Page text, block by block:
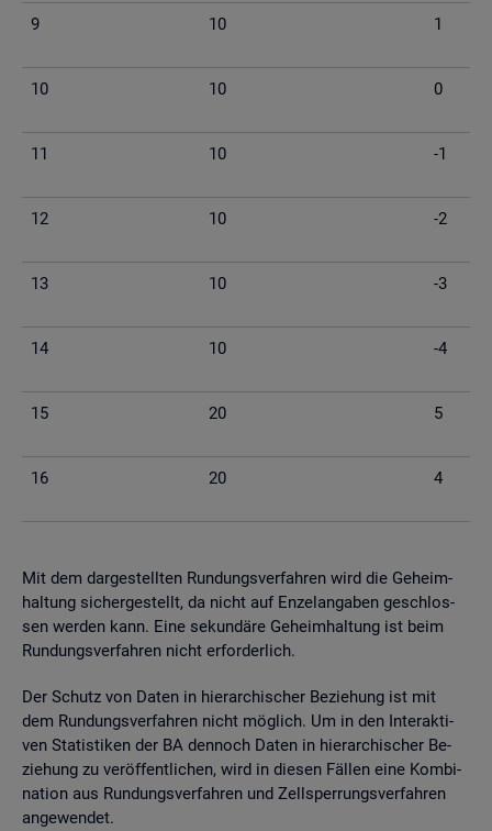
9 10 1
10 10 0
11 10 -1
12 10 -2
13 10 -3
14 10 -4
15 20 5
16 20 4
Mit dem dar­ge­stell­ten Run­dungs­ver­fah­ren wird die Ge­heim­
hal­tung si­cher­ge­stellt, da nicht auf En­zel­an­ga­ben ge­schlos­
sen wer­den kann. Eine se­kun­dä­re Ge­heim­hal­tung ist beim
Run­dungs­ver­fah­ren nicht er­for­der­lich.
Der Schutz von Daten in hier­ar­chi­scher Be­zie­hung ist mit
dem Run­dungs­ver­fah­ren nicht mög­lich. Um in den In­ter­ak­ti­
ven Sta­tis­ti­ken der BA den­noch Daten in hier­ar­chi­scher Be­
zie­hung zu ver­öf­fent­li­chen, wird in die­sen Fäl­len eine Kom­bi­
na­ti­on aus Run­dungs­ver­fah­ren und Zell­sper­rungs­ver­fah­ren
an­ge­wen­det.